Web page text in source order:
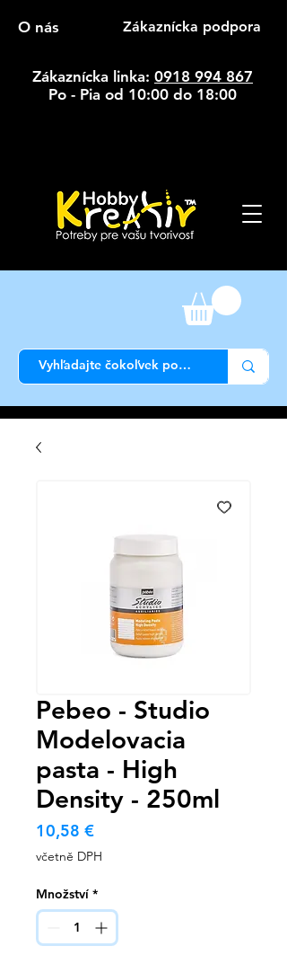
O nás Zákaznícka podpora
Zákaznícka linka: 0918 994 867
Po - Pia od 10:00 do 18:00
Pebeo - Studio
Modelovacia
pasta - High
Density - 250ml
10,58 €Cena
včetně DPH
Množství *